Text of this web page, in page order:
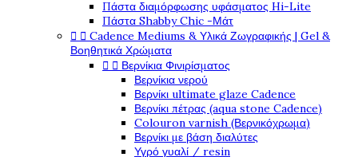
Πάστα διαμόρφωσης υφάσματος Hi-Lite
Πάστα Shabby Chic -Μάτ
  Cadence Mediums & Υλικά Ζωγραφικής | Gel &
Βοηθητικά Χρώματα
  Βερνίκια Φινιρίσματος
Βερνίκια νερού
Βερνίκι ultimate glaze Cadence
Βερνίκι πέτρας (aqua stone Cadence)
Colouron varnish (Βερνικόχρωμα)
Βερνίκι με βάση διαλύτες
Υγρό γυαλί / resin